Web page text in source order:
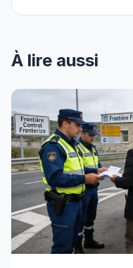
À lire aussi